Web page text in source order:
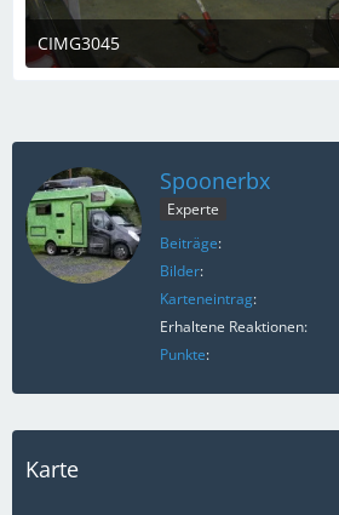
CIMG3045
7. März 2023 um 19:08
Spoonerbx
Experte
Beiträge
Bilder
Karteneintrag
Erhaltene Reaktionen
Punkte
Karte